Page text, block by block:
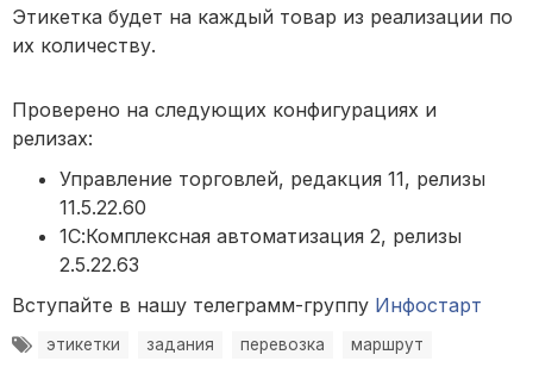
Этикетка будет на каждый товар из реализации по
их количеству.
Проверено на следующих конфигурациях и
релизах:
Управление торговлей, редакция 11, релизы
11.5.22.60
1С:Комплексная автоматизация 2, релизы
2.5.22.63
Вступайте в нашу телеграмм-группу Инфостарт
этикетки задания перевозка маршрут